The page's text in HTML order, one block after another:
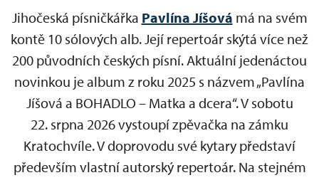
Jihočeská písničkářka Pavlína Jíšová má na svém
kontě 10 sólových alb. Její repertoár skýtá více než
200 původních českých písní. Aktuální jedenáctou
novinkou je album z roku 2025 s názvem „Pavlína
Jíšová a BOHADLO – Matka a dcera“. V sobotu
22. srpna 2026 vystoupí zpěvačka na zámku
Kratochvíle. V doprovodu své kytary představí
především vlastní autorský repertoár. Na stejném